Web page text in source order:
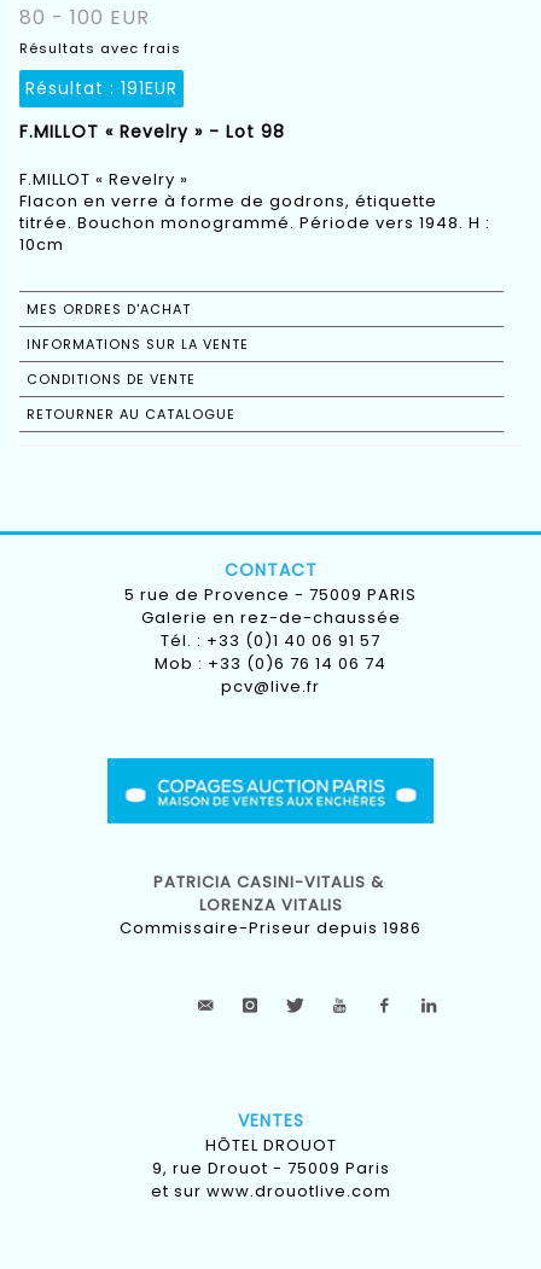
80 - 100 EUR
Résultats avec frais
Résultat : 191EUR
F.MILLOT « Revelry » - Lot 98
F.MILLOT « Revelry »
Flacon en verre à forme de godrons, étiquette
titrée. Bouchon monogrammé. Période vers 1948. H :
10cm
MES ORDRES D'ACHAT
INFORMATIONS SUR LA VENTE
CONDITIONS DE VENTE
RETOURNER AU CATALOGUE
CONTACT
5 rue de Provence - 75009 PARIS
Galerie en rez-de-chaussée
Tél. : +33 (0)1 40 06 91 57
Mob : +33 (0)6 76 14 06 74
pcv@live.fr
PATRICIA CASINI-VITALIS &
LORENZA VITALIS
Commissaire-Priseur depuis 1986
VENTES
HÔTEL DROUOT
9, rue Drouot - 75009 Paris
et sur www.drouotlive.com